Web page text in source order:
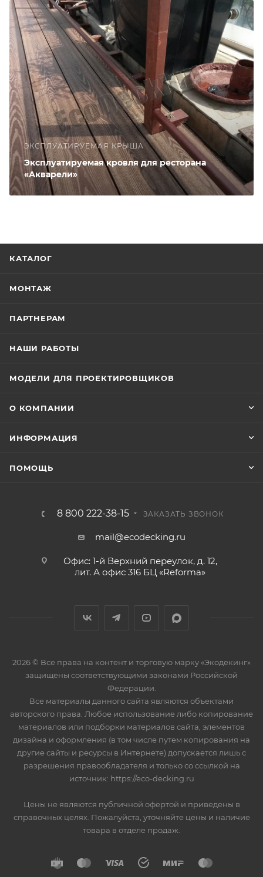
ЭКСПЛУАТИРУЕМАЯ КРЫША
Эксплуатируемая кровля для ресторана
«Акварели»
КАТАЛОГ
МОНТАЖ
ПАРТНЕРАМ
НАШИ РАБОТЫ
МОДЕЛИ ДЛЯ ПРОЕКТИРОВЩИКОВ
О КОМПАНИИ
ИНФОРМАЦИЯ
ПОМОЩЬ
8 800 222-38-15 ЗАКАЗАТЬ ЗВОНОК
mail@ecodecking.ru
Офис: 1-й Верхний переулок, д. 12,
лит. А офис 316 БЦ «Reforma»
2026 © Все права на контент и торговую марку «Экодекинг»
защищены соответствующими законами Российской
Федерации.
Все материалы данного сайта являются объектами
авторского права. Любое использование либо копирование
материалов или подборки материалов сайта, элементов
дизайна и оформления (в том числе путем копирования на
другие сайты и ресурсы в Интернете) допускается лишь с
разрешения правообладателя и только со ссылкой на
источник: https://eco-decking.ru
Цены не являются публичной офертой и приведены в
справочных целях. Пожалуйста, уточняйте цены и наличие
товара в отделе продаж.